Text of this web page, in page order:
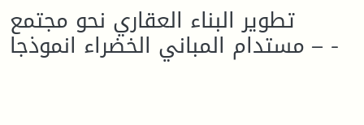
تطوير البناء العقاري نحو مجتمع
مستدام المباني الخضراء انموذجا – -